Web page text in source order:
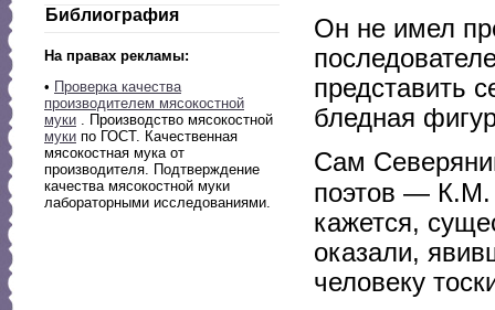
Библиография
На правах рекламы:
• Проверка качества
производителем мясокостной
муки . Производство мясокостной
муки по ГОСТ. Качественная
мясокостная мука от
производителя. Подтверждение
качества мясокостной муки
лабораторными исследованиями.
Он не имел
представить
бледная
Сам
поэтов —
кажется,
оказали,
человеку